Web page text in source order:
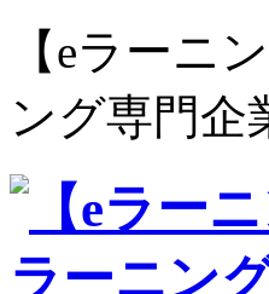
【eラーニ
ング専門企